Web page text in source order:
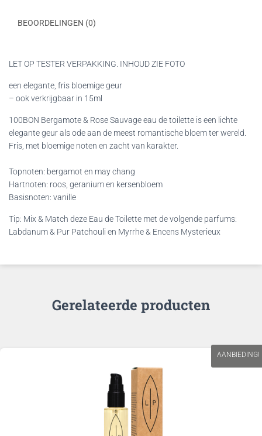
BEOORDELINGEN (0)
LET OP TESTER VERPAKKING. INHOUD ZIE FOTO
een elegante, fris bloemige geur
– ook verkrijgbaar in 15ml
100BON Bergamote & Rose Sauvage eau de toilette is een lichte
elegante geur als ode aan de meest romantische bloem ter wereld.
Fris, met bloemige noten en zacht van karakter.
Topnoten: bergamot en may chang
Hartnoten: roos, geranium en kersenbloem
Basisnoten: vanille
Tip: Mix & Match deze Eau de Toilette met de volgende parfums:
Labdanum & Pur Patchouli en Myrrhe & Encens Mysterieux
Gerelateerde producten
AANBIEDING!